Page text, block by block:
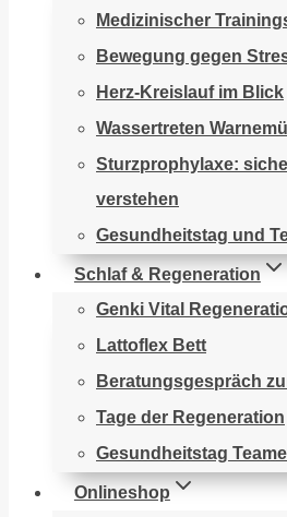
Medizinischer
Bewegung gegen
Herz-Kreislauf im Blick
Wassertreten
Sturzprophylaxe:
verstehen
Gesundheitstag und
Schlaf & Regeneration
Genki Vital
Lattoflex Bett
Beratungsgespräch
Tage der Regeneration
Gesundheitstag
Onlineshop